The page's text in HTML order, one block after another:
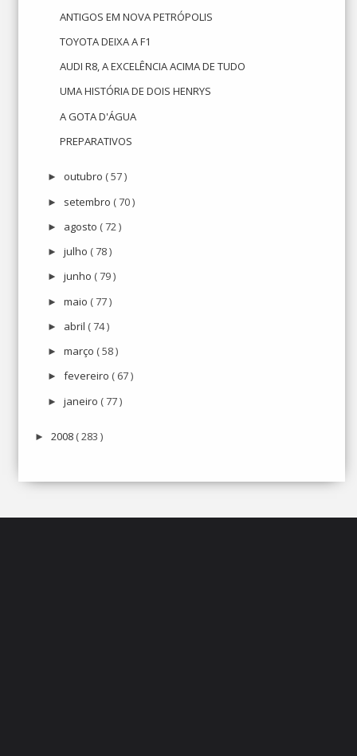
ANTIGOS EM NOVA PETRÓPOLIS
TOYOTA DEIXA A F1
AUDI R8, A EXCELÊNCIA ACIMA DE TUDO
UMA HISTÓRIA DE DOIS HENRYS
A GOTA D'ÁGUA
PREPARATIVOS
► outubro ( 57 )
► setembro ( 70 )
► agosto ( 72 )
► julho ( 78 )
► junho ( 79 )
► maio ( 77 )
► abril ( 74 )
► março ( 58 )
► fevereiro ( 67 )
► janeiro ( 77 )
► 2008 ( 283 )